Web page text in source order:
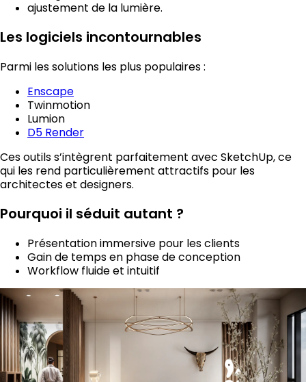
ajustement de la lumière.
Les logiciels incontournables
Parmi les solutions les plus populaires :
Enscape
Twinmotion
Lumion
D5 Render
Ces outils s’intègrent parfaitement avec SketchUp, ce
qui les rend particulièrement attractifs pour les
architectes et designers.
Pourquoi il séduit autant ?
Présentation immersive pour les clients
Gain de temps en phase de conception
Workflow fluide et intuitif